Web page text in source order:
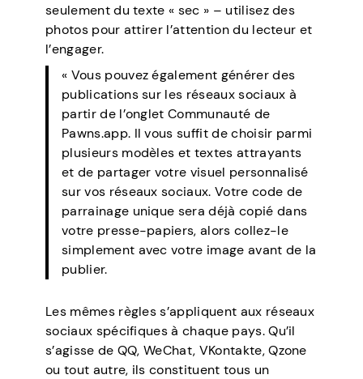
seulement du texte « sec » – utilisez des
photos pour attirer l’attention du lecteur et
l’engager.
« Vous pouvez également générer des
publications sur les réseaux sociaux à
partir de l’onglet Communauté de
Pawns.app. Il vous suffit de choisir parmi
plusieurs modèles et textes attrayants
et de partager votre visuel personnalisé
sur vos réseaux sociaux. Votre code de
parrainage unique sera déjà copié dans
votre presse-papiers, alors collez-le
simplement avec votre image avant de la
publier.
Les mêmes règles s’appliquent aux réseaux
sociaux spécifiques à chaque pays. Qu’il
s’agisse de QQ, WeChat, VKontakte, Qzone
ou tout autre, ils constituent tous un